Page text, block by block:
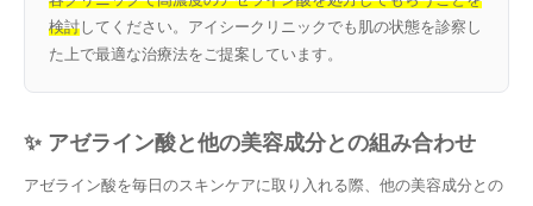
検討 してください。アイシークリニックでも肌の状態を診察し
た上で最適な治療法をご提案しています。
✨ アゼライン酸と他の美容成分との組み合わせ
アゼライン酸を毎日のスキンケアに取り入れる際、他の美容成分との